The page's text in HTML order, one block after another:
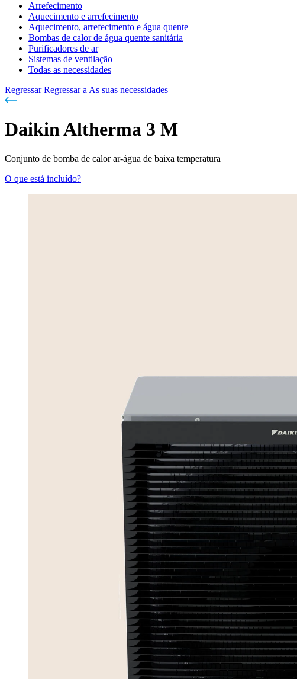
Arrefecimento
Aquecimento e arrefecimento
Aquecimento, arrefecimento e água quente
Bombas de calor de água quente sanitária
Purificadores de ar
Sistemas de ventilação
Todas as necessidades
Regressar Regressar a As suas necessidades
Daikin Altherma 3 M
Conjunto de bomba de calor ar-água de baixa temperatura
O que está incluído?